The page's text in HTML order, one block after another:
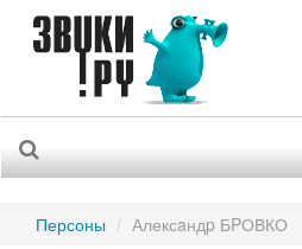
Персоны Алексaндp БPОВКО